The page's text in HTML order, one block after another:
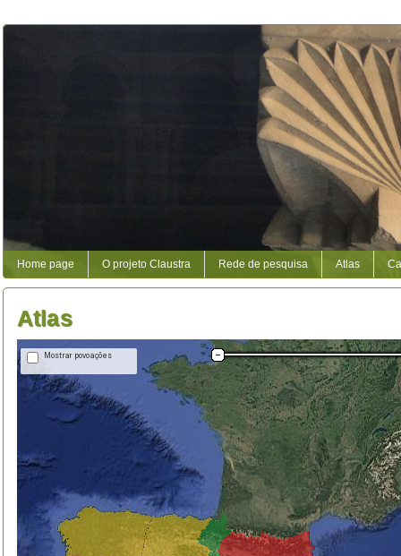
Home page O projeto Claustra Rede de pesquisa Atlas
Atlas
Mostrar povoações